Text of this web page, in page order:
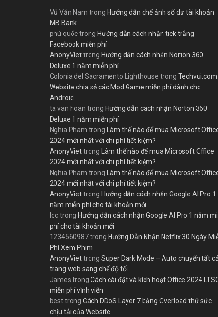
Vũ Văn Nam trong Hướng dẫn chế ảnh số dư tài khoản
MB Bank
phú quốctrong Hướng dẫn cách nhận tick trắng
Facebook miễn phí
AnonyViettrong Hướng dẫn cách nhận Norton 360
Deluxe 1 năm miễn phí
Colonia del Sacramento Lighthouse trong Techvui.com
Website chia sẻ các Mod Game miễn phí dành cho
Android
ta van hoan trong Hướng dẫn cách nhận Norton 360
Deluxe 1 năm miễn phí
Nghia Pham trong Làm thế nào để mua Microsoft
2024 mới nhất với chi phí tiết kiệm?
AnonyViettrong Làm thế nào để mua Microsoft Office
2024 mới nhất với chi phí tiết kiệm?
Nghia Pham trong Làm thế nào để mua Microsoft
2024 mới nhất với chi phí tiết kiệm?
AnonyViettrong Hướng dẫn cách nhận Google AI Pro 1
năm miễn phí cho tài khoản mới
loctrong Hướng dẫn cách nhận Google AI Pro 1 năm
phí cho tài khoản mới
1234560987trong Hướng Dẫn Nhận Netflix 30 Ngày
Phí Xem Phim
AnonyViettrong Super Dark Mode – Auto chuyển tất cả
trang web sang chế độ tối
James trong Cách cài đặt và kích hoạt Office 2024
miễn phí vĩnh viễn
besttrong Cách DDoS Layer 7 bằng Overload thử sức
chịu tải của Website